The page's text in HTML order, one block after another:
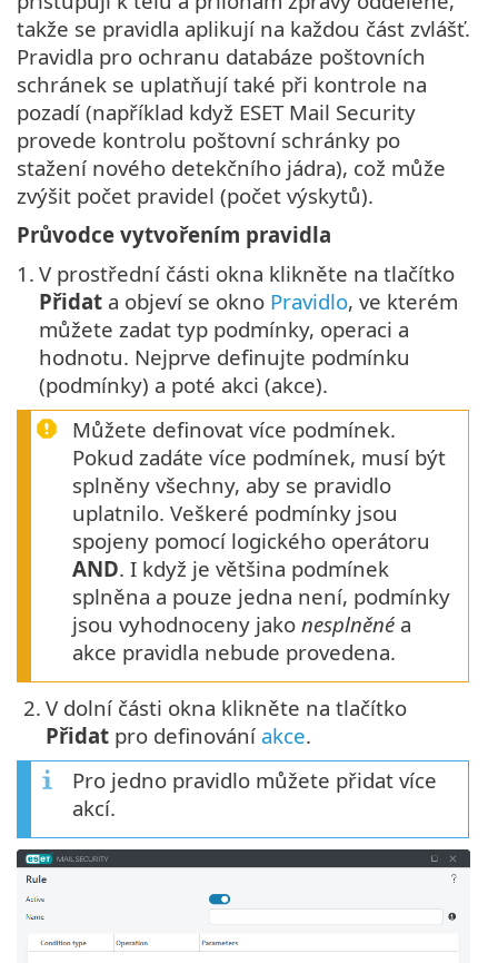
takže se pravidla aplikují na každou část zvlášť.
Pravidla pro ochranu databáze poštovních
schránek se uplatňují také při kontrole na
pozadí (například když ESET Mail Security
provede kontrolu poštovní schránky po
stažení nového detekčního jádra), což může
zvýšit počet pravidel (počet výskytů).
Průvodce vytvořením pravidla
1. V prostřední části okna klikněte na tlačítko
Přidat a objeví se okno Pravidlo, ve kterém
můžete zadat typ podmínky, operaci a
hodnotu. Nejprve definujte podmínku
(podmínky) a poté akci (akce).
Můžete definovat více podmínek.
Pokud zadáte více podmínek, musí být
splněny všechny, aby se pravidlo
uplatnilo. Veškeré podmínky jsou
spojeny pomocí logického operátoru
AND. I když je většina podmínek
splněna a pouze jedna není, podmínky
jsou vyhodnoceny jako nesplněné a
akce pravidla nebude provedena.
2. V dolní části okna klikněte na tlačítko
Přidat pro definování akce.
Pro jedno pravidlo můžete přidat více
akcí.